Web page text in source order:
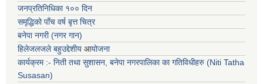
जनप्रतिनिधिका १०० दिन
समृद्धिको पाँच वर्ष बृत्त चित्र
बनेपा नगरी (नगर गान)
हिलेजलजले बहुउद्देशीय आयोजना
कार्यक्रम :- निती तथा सुशासन, बनेपा नगरपालिका का गतिविधीहरु (Niti Tatha
Susasan)